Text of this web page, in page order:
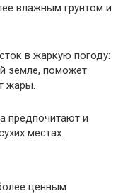
влажным грунтом и
в жаркую погоду:
земле, поможет
жары.
предпочитают и
местах.
ценным